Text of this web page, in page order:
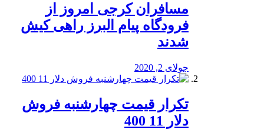
مسافران کرجی امروز از
فرودگاه پیام البرز راهی کیش
شدند
جولای 2, 2020
تکرار قیمت چهارشنبه فروش
دلار 11 400